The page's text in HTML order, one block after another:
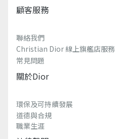
顧客服務
聯絡我們​
Christian Dior 線上旗艦店服務​
常見問題​
關於dior
環保及可持續發展​
道德與合規
職業生涯